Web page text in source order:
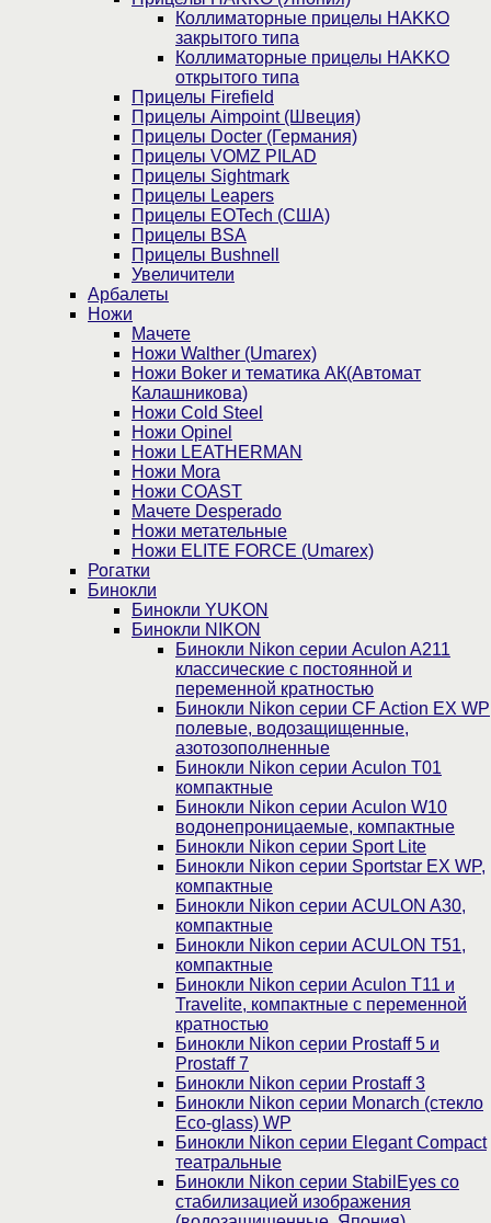
Коллиматорные прицелы HAKKO
закрытого типа
Коллиматорные прицелы HAKKO
открытого типа
Прицелы Firefield
Прицелы Aimpoint (Швеция)
Прицелы Docter (Германия)
Прицелы VOMZ PILAD
Прицелы Sightmark
Прицелы Leapers
Прицелы EOTech (США)
Прицелы BSA
Прицелы Bushnell
Увеличители
Арбалеты
Ножи
Мачете
Ножи Walther (Umarex)
Ножи Boker и тематика АК(Автомат
Калашникова)
Ножи Cold Steel
Ножи Opinel
Ножи LEATHERMAN
Ножи Mora
Ножи COAST
Мачете Desperado
Ножи метательные
Ножи ELITE FORCE (Umarex)
Рогатки
Бинокли
Бинокли YUKON
Бинокли NIKON
Бинокли Nikon серии Aculon A211
классические с постоянной и
переменной кратностью
Бинокли Nikon серии СF Action EX WP
полевые, водозащищенные,
азотозополненные
Бинокли Nikon серии Aculon T01
компактные
Бинокли Nikon серии Aculon W10
водонепроницаемые, компактные
Бинокли Nikon серии Sport Lite
Бинокли Nikon серии Sportstar EX WP,
компактные
Бинокли Nikon серии ACULON A30,
компактные
Бинокли Nikon серии ACULON Т51,
компактные
Бинокли Nikon серии Aculon T11 и
Travelite, компактные с переменной
кратностью
Бинокли Nikon серии Prostaff 5 и
Prostaff 7
Бинокли Nikon серии Prostaff 3
Бинокли Nikon серии Monarch (стекло
Eco-glass) WP
Бинокли Nikon серии Elegant Compact
театральные
Бинокли Nikon серии StabilEyes со
стабилизацией изображения